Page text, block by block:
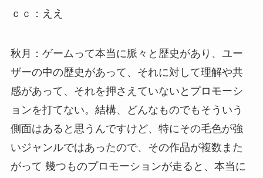
ｃｃ：ええ
秋月：ゲームって本当に脈々と歴史があり、ユー
ザーの中の歴史があって、それに対して理解や共
感があって、それを押さえていないとプロモーシ
ョンを打てない。結構、どんなものでもそういう
側面はあると思うんですけど、特にその毛色が強
いジャンルではあったので、その作品が複数また
がって 幾つものプロモーションが走ると、本当に